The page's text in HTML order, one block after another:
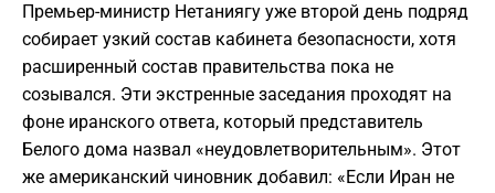
Премьер-министр Нетаниягу уже второй день подряд
собирает узкий состав кабинета безопасности, хотя
расширенный состав правительства пока не
созывался. Эти экстренные заседания проходят на
фоне иранского ответа, который представитель
Белого дома назвал «неудовлетворительным». Этот
же американский чиновник добавил: «Если Иран не